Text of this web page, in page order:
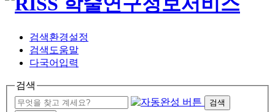
검색환경설정
검색도움말
다국어입력
검색
검색